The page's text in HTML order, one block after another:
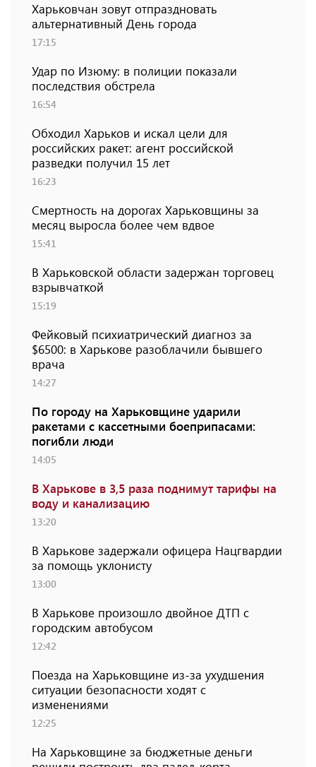
Харьковчан зовут отпраздновать
альтернативный День города
17:15
Удар по Изюму: в полиции показали
последствия обстрела
16:54
Обходил Харьков и искал цели для
российских ракет: агент российской
разведки получил 15 лет
16:23
Смертность на дорогах Харьковщины за
месяц выросла более чем вдвое
15:41
В Харьковской области задержан торговец
взрывчаткой
15:19
Фейковый психиатрический диагноз за
$6500: в Харькове разоблачили бывшего
врача
14:27
По городу на Харьковщине ударили
ракетами с кассетными боеприпасами:
погибли люди
14:05
В Харькове в 3,5 раза поднимут тарифы на
воду и канализацию
13:20
В Харькове задержали офицера Нацгвардии
за помощь уклонисту
13:00
В Харькове произошло двойное ДТП с
городским автобусом
12:42
Поезда на Харьковщине из-за ухудшения
ситуации безопасности ходят с
изменениями
12:25
На Харьковщине за бюджетные деньги